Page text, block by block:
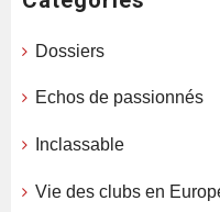
Dossiers
Echos de passionnés
Inclassable
Vie des clubs en